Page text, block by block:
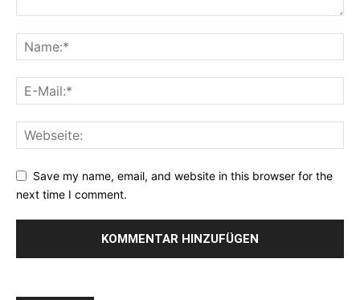
Save my name, email, and website in this browser for the
next time I comment.